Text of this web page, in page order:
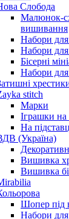
Слобода
Малюнок-
вишивання
Набори
Набори
Бісерні
Набори
stitch
Марки
Іграшки на
На
(Україна)
Вишивка
Вишивка
Шопер під
Набори